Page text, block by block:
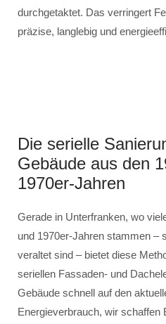
durchgetaktet. Das verringert
präzise, langlebig und
Die serielle
Gebäude aus den
1970er-Jahren
Gerade in Unterfranken, wo
und 1970er-Jahren stammen –
veraltet sind – bietet diese
seriellen Fassaden- und
Gebäude schnell auf den
Energieverbrauch, wir schaffen